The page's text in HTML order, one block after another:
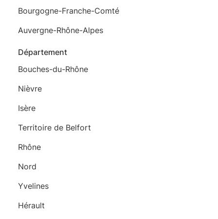
Bourgogne-Franche-Comté
Auvergne-Rhône-Alpes
Département
Bouches-du-Rhône
Nièvre
Isère
Territoire de Belfort
Rhône
Nord
Yvelines
Hérault